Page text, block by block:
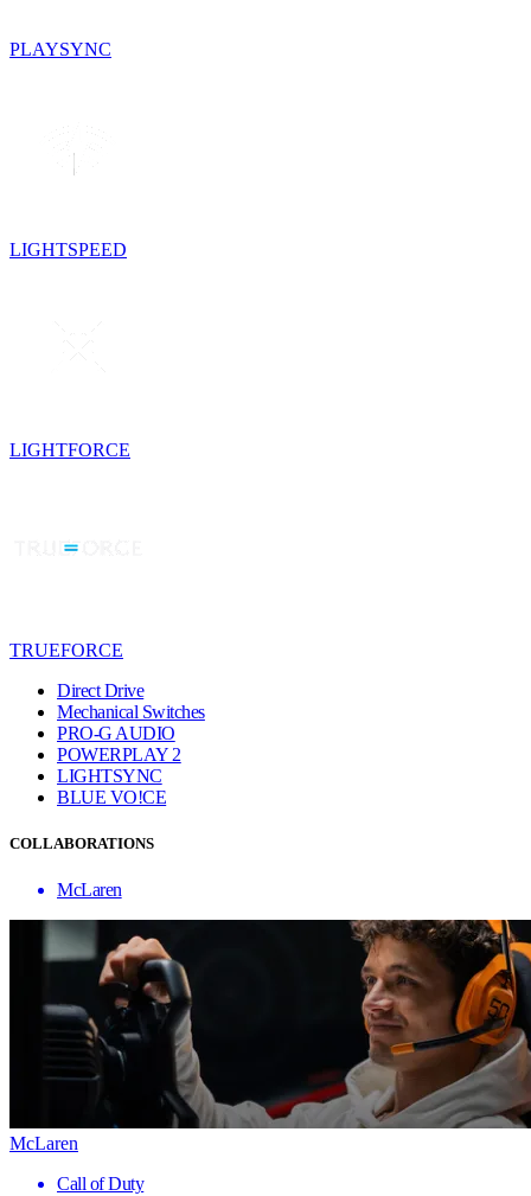
PLAYSYNC
LIGHTSPEED
LIGHTFORCE
TRUEFORCE
Direct Drive
Mechanical Switches
PRO-G AUDIO
POWERPLAY 2
LIGHTSYNC
BLUE VO!CE
COLLABORATIONS
McLaren
McLaren
Call of Duty